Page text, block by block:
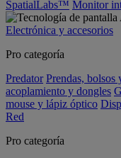
SpatialLabs™ Monitor
Electrónica y accesorios
Pro categoría
Predator Prendas, bolsos
acoplamiento y dongles
mouse y lápiz óptico
Red
Pro categoría